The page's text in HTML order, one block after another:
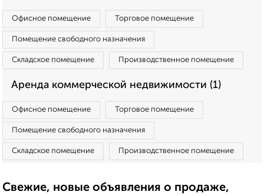
Офисное помещение Торговое помещение
Помещение свободного назначения
Складское помещение Производственное помещение
Аренда коммерческой недвижимости (1)
Офисное помещение Торговое помещение
Помещение свободного назначения
Складское помещение Производственное помещение
Свежие, новые объявления о продаже,